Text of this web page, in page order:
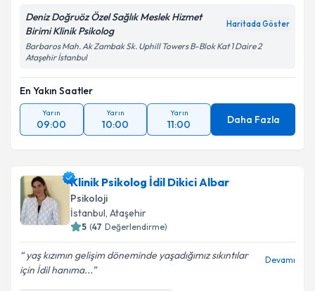
Deniz Doğruöz Özel Sağlık Meslek Hizmet
Birimi Klinik Psikolog
Haritada Göster
Barbaros Mah. Ak Zambak Sk. Uphill Towers B-Blok Kat 1 Daire 2
Ataşehir İstanbul
En Yakın Saatler
Yarın
09:00
Yarın
10:00
Yarın
11:00 Daha Fazla
Klinik Psikolog İdil Dikici Albar
Psikoloji
İstanbul, Ataşehir
5 (47 Değerlendirme)
yaş kızımın gelişim döneminde yaşadığımız sıkıntılar
için İdil hanıma...
Devamı